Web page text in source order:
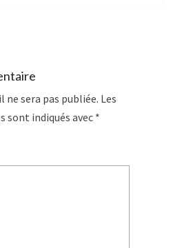
ne sera pas publiée. Les
sont indiqués avec *